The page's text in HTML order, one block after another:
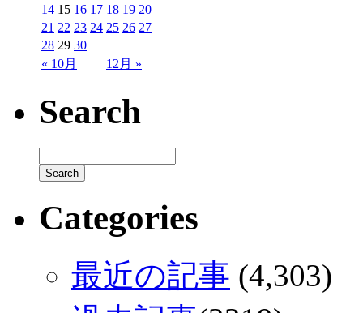
« 10月 12月 »
14 15 16 17 18 19 20
21 22 23 24 25 26 27
28 29 30
Search
Categories
最近の記事 (4,303)